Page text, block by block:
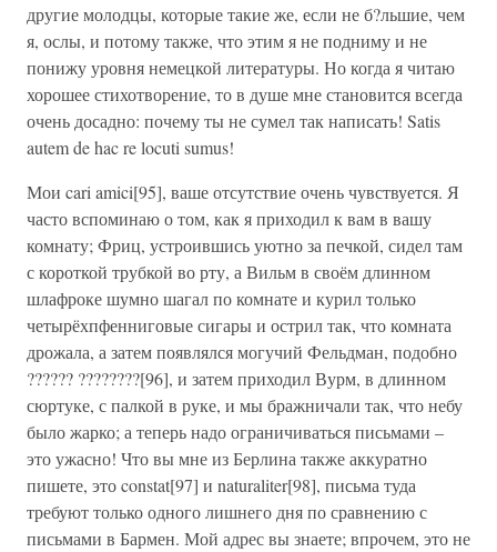
другие молодцы, которые такие же, если не б?льшие, чем
я, ослы, и потому также, что этим я не подниму и не
понижу уровня немецкой литературы. Но когда я читаю
хорошее стихотворение, то в душе мне становится всегда
очень досадно: почему ты не сумел так написать! Satis
autem de hac re locuti sumus!
Мои cari amici[95], ваше отсутствие очень чувствуется. Я
часто вспоминаю о том, как я приходил к вам в вашу
комнату; Фриц, устроившись уютно за печкой, сидел там
с короткой трубкой во рту, а Вильм в своём длинном
шлафроке шумно шагал по комнате и курил только
четырёхпфенниговые сигары и острил так, что комната
дрожала, а затем появлялся могучий Фельдман, подобно
?????? ????????[96], и затем приходил Вурм, в длинном
сюртуке, с палкой в руке, и мы бражничали так, что небу
было жарко; а теперь надо ограничиваться письмами –
это ужасно! Что вы мне из Берлина также аккуратно
пишете, это constat[97] и naturaliter[98], письма туда
требуют только одного лишнего дня по сравнению с
письмами в Бармен. Мой адрес вы знаете; впрочем, это не